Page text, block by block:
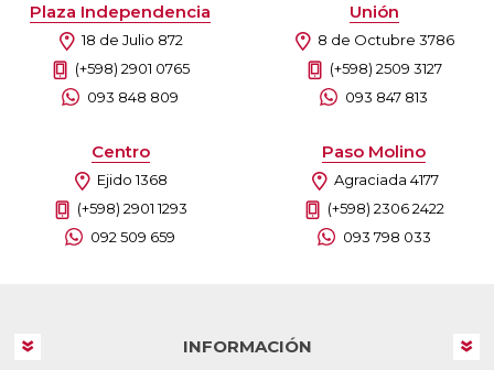
Plaza Independencia
18 de Julio 872
(+598) 2901 0765
093 848 809
Unión
8 de Octubre 3786
(+598) 2509 3127
093 847 813
Centro
Ejido 1368
(+598) 2901 1293
092 509 659
Paso Molino
Agraciada 4177
(+598) 2306 2422
093 798 033
INFORMACIÓN